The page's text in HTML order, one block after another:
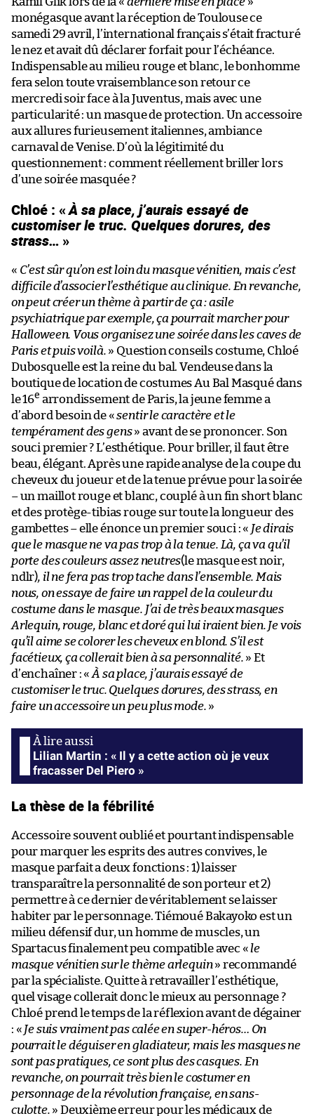
monégasque avant la réception de Toulouse ce
samedi 29 avril, l’international français s’était fracturé
le nez et avait dû déclarer forfait pour l’échéance.
Indispensable au milieu rouge et blanc, le bonhomme
fera selon toute vraisemblance son retour ce
mercredi soir face à la Juventus, mais avec une
particularité : un masque de protection. Un accessoire
aux allures furieusement italiennes, ambiance
carnaval de Venise. D’où la légitimité du
questionnement : comment réellement briller lors
d’une soirée masquée ?
Chloé : «À sa place, j’aurais essayé de
customiser le truc. Quelques dorures, des
strass… »
« C’est sûr qu’on est loin du masque vénitien, mais c’est
difficile d’associer l’esthétique au clinique. En revanche,
on peut créer un thème à partir de ça : asile
psychiatrique par exemple, ça pourrait marcher pour
Halloween. Vous organisez une soirée dans les caves de
Paris et puis voilà. » Question conseils costume, Chloé
Dubosquelle est la reine du bal. Vendeuse dans la
boutique de location de costumes Au Bal Masqué dans
le 16e arrondissement de Paris, la jeune femme a
d’abord besoin de «sentir le caractère et le
tempérament des gens» avant de se prononcer. Son
souci premier ? L’esthétique. Pour briller, il faut être
beau, élégant. Après une rapide analyse de la coupe du
cheveux du joueur et de la tenue prévue pour la soirée
– un maillot rouge et blanc, couplé à un fin short blanc
et des protège-tibias rouge sur toute la longueur des
gambettes – elle énonce un premier souci : « Je dirais
que le masque ne va pas trop à la tenue. Là, ça va qu’il
porte des couleurs assez neutres(le masque est noir,
ndlr), il ne fera pas trop tache dans l’ensemble. Mais
nous, on essaye de faire un rappel de la couleur du
costume dans le masque. J’ai de très beaux masques
Arlequin, rouge, blanc et doré qui lui iraient bien. Je vois
qu’il aime se colorer les cheveux en blond. S’il est
facétieux, ça collerait bien à sa personnalité. » Et
d’enchaîner : «À sa place, j’aurais essayé de
customiser le truc. Quelques dorures, des strass, en
faire un accessoire un peu plus mode. »
Lilian Martin : « Il y a cette action où je veux
fracasser Del Piero »
La thèse de la fébrilité
Accessoire souvent oublié et pourtant indispensable
pour marquer les esprits des autres convives, le
masque parfait a deux fonctions : 1) laisser
transparaître la personnalité de son porteur et 2)
permettre à ce dernier de véritablement se laisser
habiter par le personnage. Tiémoué Bakayoko est un
milieu défensif dur, un homme de muscles, un
Spartacus finalement peu compatible avec « le
masque vénitien sur le thème arlequin» recommandé
par la spécialiste. Quitte à retravailler l’esthétique,
quel visage collerait donc le mieux au personnage ?
Chloé prend le temps de la réflexion avant de dégainer
: « Je suis vraiment pas calée en super-héros… On
pourrait le déguiser en gladiateur, mais les masques ne
sont pas pratiques, ce sont plus des casques. En
revanche, on pourrait très bien le costumer en
personnage de la révolution française, en sans-
culotte. » Deuxième erreur pour les médicaux de